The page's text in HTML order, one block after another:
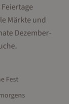
Märkte und
Dezember-
Fest